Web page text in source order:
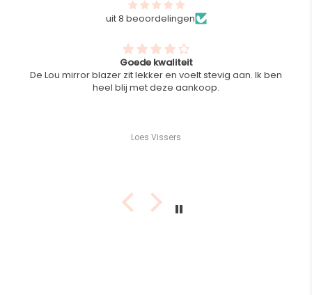
uit 8 beoordelingen
Goede kwaliteit
De Lou mirror blazer zit lekker en voelt stevig aan. Ik ben
heel blij met deze aankoop.
Loes Vissers